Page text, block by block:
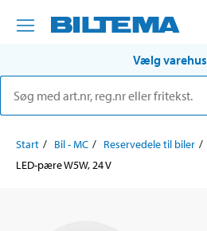
Vælg varehus
Start Bil - MC Reservedele til biler
LED-pære W5W, 24 V